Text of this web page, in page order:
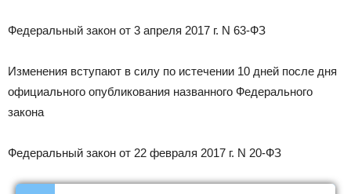
Федеральный закон от 3 апреля 2017 г. N 63-ФЗ
Изменения вступают в силу по истечении 10 дней после дня
официального опубликования названного Федерального
закона
Федеральный закон от 22 февраля 2017 г. N 20-ФЗ